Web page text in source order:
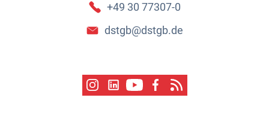
+49 30 77307-0
dstgb@dstgb.de